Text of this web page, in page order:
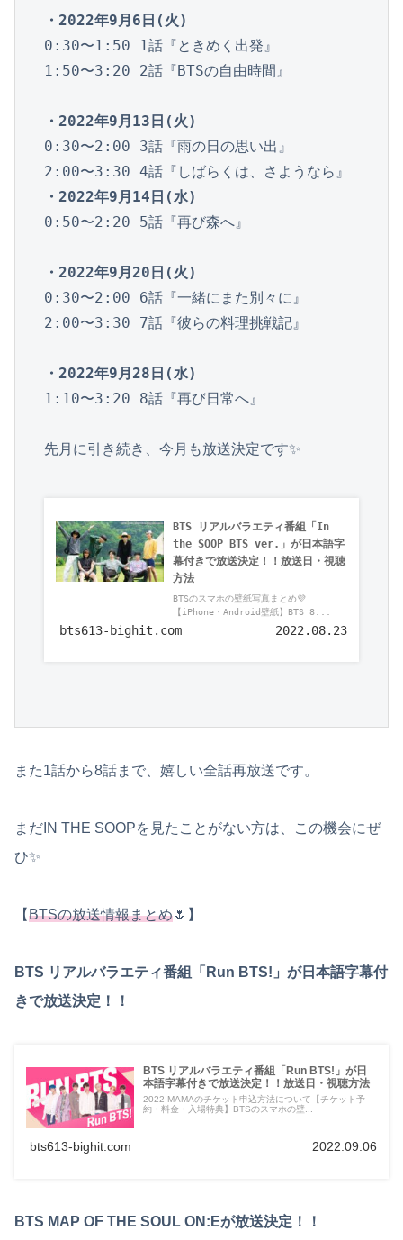
・2022年9月6日(火)
0:30〜1:50 1話『ときめく出発』
1:50〜3:20 2話『BTSの自由時間』
・2022年9月13日(火)
0:30〜2:00 3話『雨の日の思い出』
・2022年9月14日(水)
0:50〜2:20 5話『再び森へ』
・2022年9月20日(火)
0:30〜2:00 6話『一緒にまた別々に』
2:00〜3:30 7話『彼らの料理挑戦記』
・2022年9月28日(水)
1:10〜3:20 8話『再び日常へ』
BTS リアルバラエティ番組「In
the SOOP BTS ver.」が日本語字
幕付きで放送決定！！放送日・視聴
方法
BTSのスマホの壁紙写真まとめ💜
【iPhone・Android壁紙】BTS 8...
bts613-bighit.com 2022.08.23
また1話から8話まで、嬉しい全話再放送です。
まだIN THE SOOPを見たことがない方は、この機会にぜ
ひ✨
【BTSの放送情報まとめ🌷】
BTS リアルバラエティ番組「Run BTS!」が日本語字幕付
きで放送決定！！
BTS リアルバラエティ番組「Run BTS!」が日
本語字幕付きで放送決定！！放送日・視聴方法
2022 MAMAのチケット申込方法について【チケット予
約・料金・入場特典】BTSのスマホの壁...
bts613-bighit.com 2022.09.06
BTS MAP OF THE SOUL ON:Eが放送決定！！